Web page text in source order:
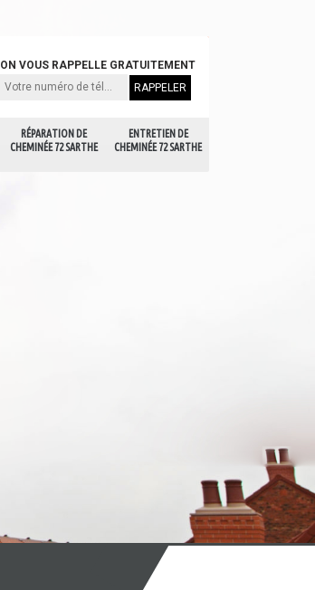
RÉPARATION DE
CHEMINÉE 72 SARTHE
ENTRETIEN DE
CHEMINÉE 72 SARTHE
ON VOUS RAPPELLE GRATUITEMENT